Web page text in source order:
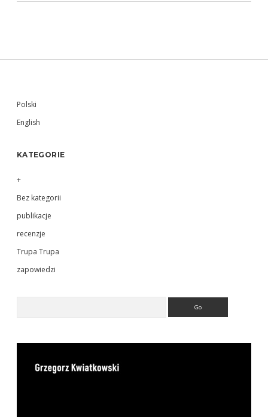
Sidebar
Polski
English
KATEGORIE
+
Bez kategorii
publikacje
recenzje
Trupa Trupa
zapowiedzi